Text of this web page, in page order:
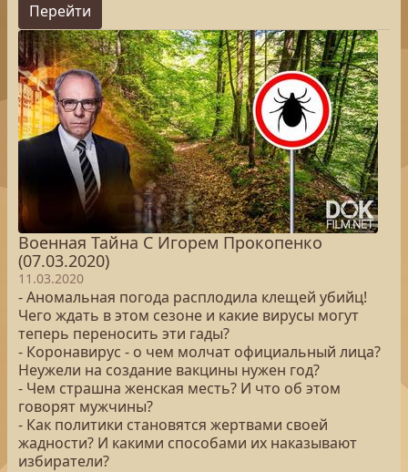
Перейти
Военная Тайна С Игорем Прокопенко
(07.03.2020)
11.03.2020
- Аномальная погода расплодила клещей убийц!
Чего ждать в этом сезоне и какие вирусы могут
теперь переносить эти гады?
- Коронавирус - о чем молчат официальный лица?
Неужели на создание вакцины нужен год?
- Чем страшна женская месть? И что об этом
говорят мужчины?
- Как политики становятся жертвами своей
жадности? И какими способами их наказывают
избиратели?